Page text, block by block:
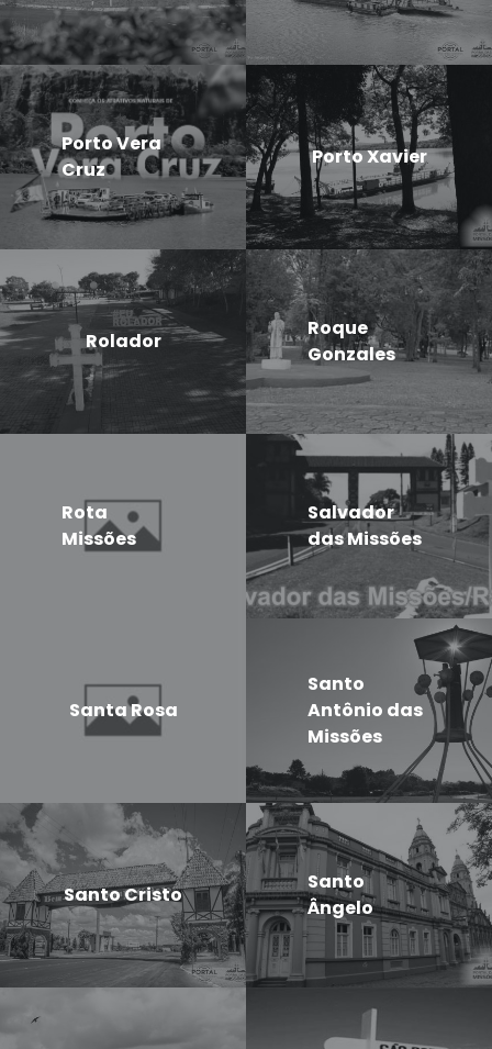
Porto Vera
Cruz
Porto Xavier
Rolador
Roque
Gonzales
Rota
Missões
Salvador
das Missões
Santa Rosa
Santo
Antônio das
Missões
Santo Cristo
Santo
Ângelo